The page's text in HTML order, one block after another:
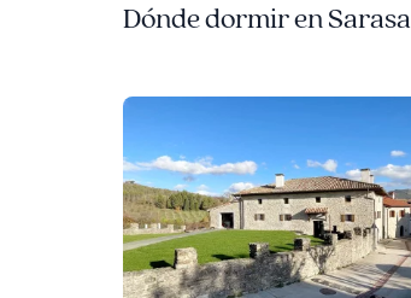
Dónde dormir en Sarasa